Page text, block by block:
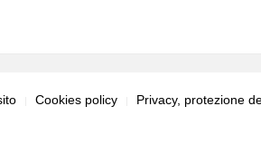
Cookies policy Privacy, protezione